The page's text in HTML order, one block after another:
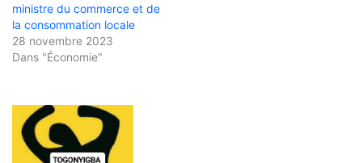
ministre du commerce et de
la consommation locale
28 novembre 2023
Dans "Économie"